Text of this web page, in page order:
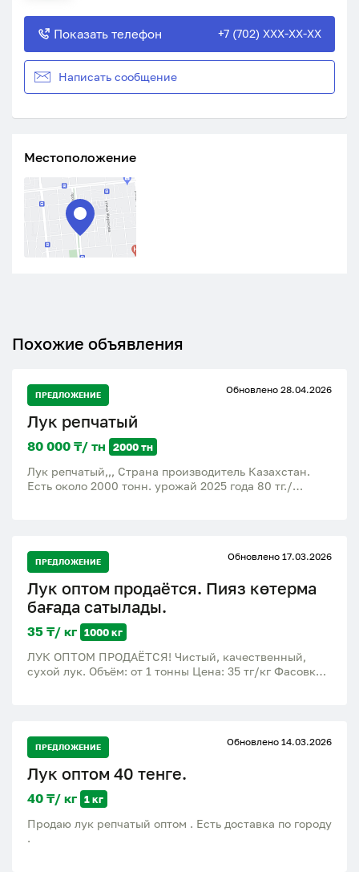
Показать телефон +7 (702) XXX-XX-XX
Написать сообщение
Местоположение
Похожие объявления
ПРЕДЛОЖЕНИЕ Обновлено 28.04.2026
Лук репчатый
80 000 ₸/ тн 2000 тн
Лук репчатый,,, Страна производитель Казахстан.
Есть около 2000 тонн. урожай 2025 года 80 тг./
ПРЕДЛОЖЕНИЕ Обновлено 17.03.2026
Лук оптом продаётся. Пияз көтерма
бағада сатылады.
35 ₸/ кг 1000 кг
ЛУК ОПТОМ ПРОДАЁТСЯ! Чистый, качественный,
сухой лук. Объём: от 1 тонны Цена: 35 тг/кг Фасовка:
Жетісу облысы, Талдықорған
ПРЕДЛОЖЕНИЕ Обновлено 14.03.2026
Лук оптом 40 тенге.
40 ₸/ кг 1 кг
Продаю лук репчатый оптом . Есть доставка по городу
.